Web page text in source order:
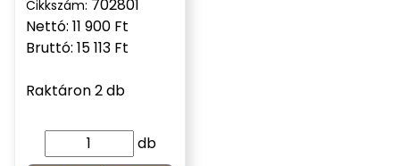
Cikkszám: 702801
Nettó: 11 900 Ft
Bruttó: 15 113 Ft
Raktáron 2 db
db